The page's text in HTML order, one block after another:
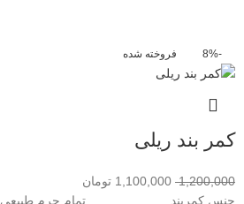
-8% فروخته شده
کمر بند ریلی
1,200,000
1,100,000 تومان
جنس کمربند تمام چرم طبیعی